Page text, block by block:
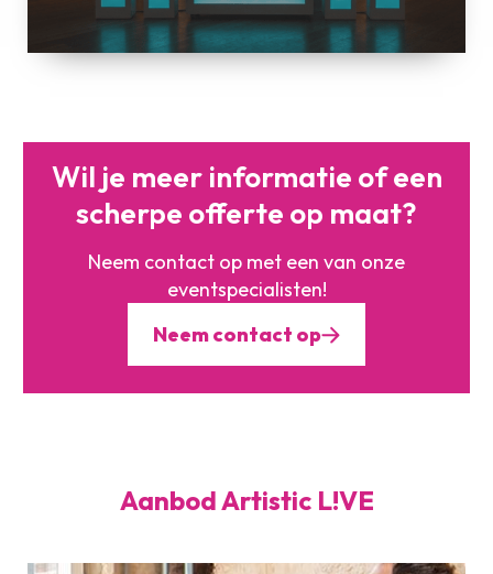
Wil je meer informatie ofeen
scherpe offerte op maat?
Neem contact op met een van onze
eventspecialisten!
Neem contact op
Aanbod Artistic L!VE